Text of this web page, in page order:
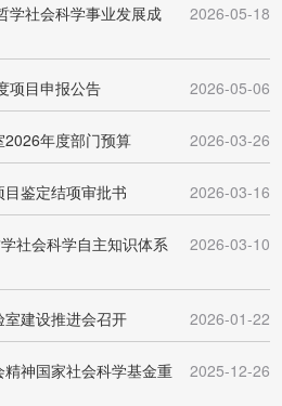
学社会科学事业发展成
2026-05-18
项目申报公告 2026-05-06
年度部门预算 2026-03-26
鉴定结项审批书 2026-03-16
社会科学自主知识体系
2026-03-10
建设推进会召开 2026-01-22
神国家社会科学基金重
2025-12-26